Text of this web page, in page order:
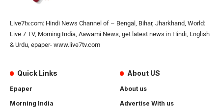
Live7tv.com: Hindi News Channel of – Bengal, Bihar, Jharkhand, World:
Live 7 TV, Morning India, Aawami News, get latest news in Hindi, English
& Urdu, epaper- www.live7tv.com
Quick Links
Epaper
Morning India
About US
About us
Advertise With us